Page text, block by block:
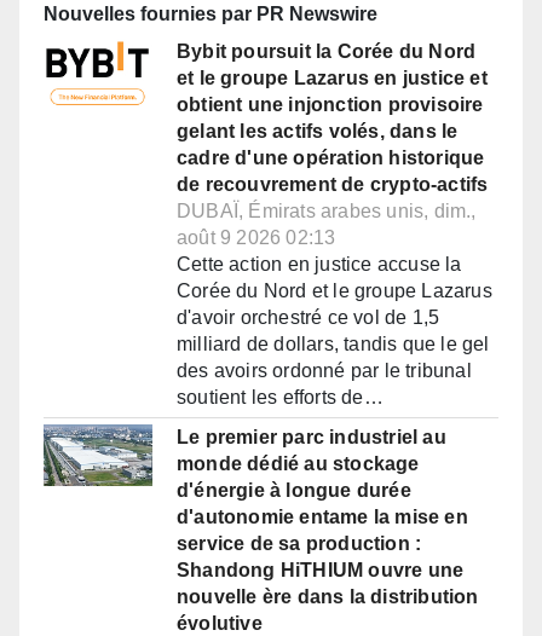
Nouvelles fournies par PR Newswire
Bybit poursuit la Corée du Nord
et le groupe Lazarus en justice et
obtient une injonction provisoire
gelant les actifs volés, dans le
cadre d'une opération historique
de recouvrement de crypto-actifs
DUBAÏ, Émirats arabes unis, dim.,
août 9 2026 02:13
Cette action en justice accuse la
Corée du Nord et le groupe Lazarus
d'avoir orchestré ce vol de 1,5
milliard de dollars, tandis que le gel
des avoirs ordonné par le tribunal
soutient les efforts de…
Le premier parc industriel au
monde dédié au stockage
d'énergie à longue durée
d'autonomie entame la mise en
service de sa production :
Shandong HiTHIUM ouvre une
nouvelle ère dans la distribution
évolutive